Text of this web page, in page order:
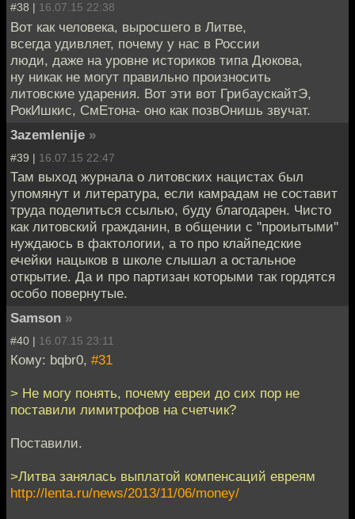
#38 | 16.07.15 22:38
Вот как человека, выросшего в Литве,
всегда удивляет, почему у нас в России
люди, даже на уровне историков типа Дюкова,
ну никак не могут правильно произносить
литовские ударения. Вот эти вот ГрибаускайтЭ,
РокИшкис, СмЕтона- оно как позвОнишь звучат.
3azemlenije »
#39 | 16.07.15 22:47
Там выход журнала о литовских нацистах был
упомянут и литература, если камрадам не составит
труда поделиться ссылью, буду благодарен. Чисто
как литовский гражданин, в общении с ''проиытыми''
нуждаюсь в фактологии, а то про клайпедские
ечейки нацыков в школе слышал а остальное
открытие. Да и про партизан которыми так гордятся
особо повернутые.
Samson »
#40 | 16.07.15 23:11
Кому: bqbr0, #31
> Не могу понять, почему евреи до сих пор не
поставили лимитрофов на счетчик?
Поставили.
>Литва занялась выплатой компенсаций евреям
http://lenta.ru/news/2013/11/06/money/